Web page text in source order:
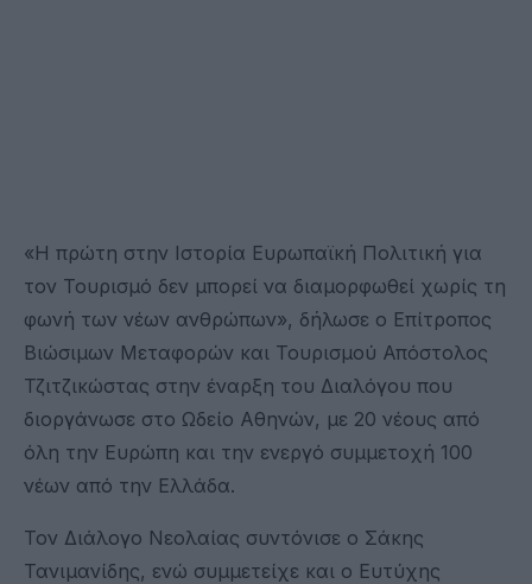
«Η πρώτη στην Ιστορία Ευρωπαϊκή Πολιτική για
τον Τουρισμό δεν μπορεί να διαμορφωθεί χωρίς τη
φωνή των νέων ανθρώπων», δήλωσε ο Επίτροπος
Βιώσιμων Μεταφορών και Τουρισμού Απόστολος
Τζιτζικώστας στην έναρξη του Διαλόγου που
διοργάνωσε στο Ωδείο Αθηνών, με 20 νέους από
όλη την Ευρώπη και την ενεργό συμμετοχή 100
νέων από την Ελλάδα.
Τον Διάλογο Νεολαίας συντόνισε ο Σάκης
Τανιμανίδης, ενώ συμμετείχε και ο Ευτύχης